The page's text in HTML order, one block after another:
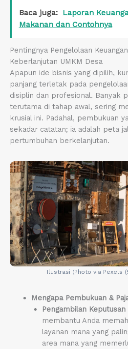
Baca juga:
Laporan
Makanan dan Contohnya
Pentingnya Pengelolaan
Keberlanjutan UMKM Desa
Apapun ide bisnis yang dipilih,
panjang terletak pada
disiplin dan profesional. Banyak
terutama di tahap awal, sering
krusial ini. Padahal, pembukuan
sekadar catatan; ia adalah peta
pertumbuhan berkelanjutan.
Ilustrasi (Photo via Pexels
Mengapa Pembukuan &
Pengambilan Keputusan
membantu Anda
layanan mana yang
area mana yang